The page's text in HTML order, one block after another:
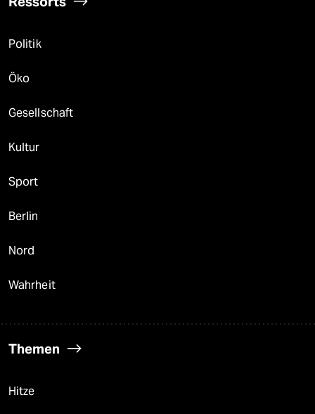
Politik
Öko
Gesellschaft
Kultur
Sport
Berlin
Nord
Wahrheit
Themen
Hitze